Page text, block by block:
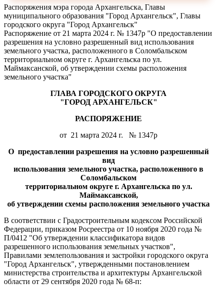
Распоряжения мэра города Архангельска, Главы
муниципального образования "Город Архангельск", Главы
городского округа "Город Архангельск"
Распоряжение от 21 марта 2024 г. № 1347р "О предоставлении
разрешения на условно разрешенный вид использования
земельного участка, расположенного в Соломбальском
территориальном округе г. Архангельска по ул.
Маймаксанской, об утверждении схемы расположения
земельного участка"
ГЛАВА ГОРОДСКОГО ОКРУГА
"ГОРОД АРХАНГЕЛЬСК"
РАСПОРЯЖЕНИЕ
от 21 марта 2024 г. № 1347р
О предоставлении разрешения на условно разрешенный
вид
использования земельного участка, расположенного в
Соломбальском
территориальном округе г. Архангельска по ул.
Маймаксанской,
об утверждении схемы расположения земельного участка
В соответствии с Градостроительным кодексом Российской
Федерации, приказом Росреестра от 10 ноября 2020 года №
П/0412 "Об утверждении классификатора видов
разрешенного использования земельных участков",
Правилами землепользования и застройки городского округа
"Город Архангельск", утвержденными постановлением
министерства строительства и архитектуры Архангельской
области от 29 сентября 2020 года № 68-п: